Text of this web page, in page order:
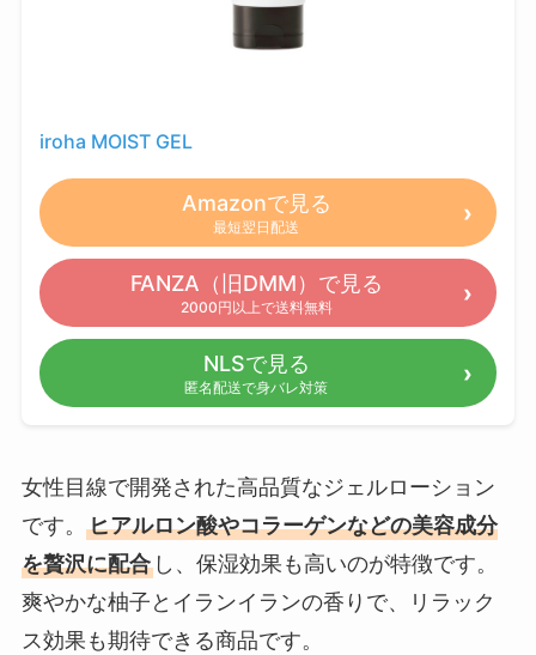
iroha MOIST GEL
Amazonで見る
最短翌日配送
FANZA（旧DMM）で見る
2000円以上で送料無料
NLSで見る
匿名配送で身バレ対策
女性目線で開発された高品質なジェルローション
です。 ヒアルロン酸やコラーゲンなどの美容成分
を贅沢に配合し、保湿効果も高いのが特徴です。
爽やかな柚子とイランイランの香りで、リラック
ス効果も期待できる商品です。